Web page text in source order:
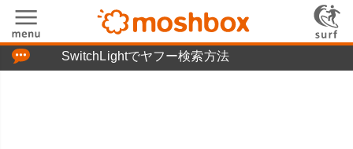
SwitchLightでヤフー検索方法
「つぶやき」の使い方